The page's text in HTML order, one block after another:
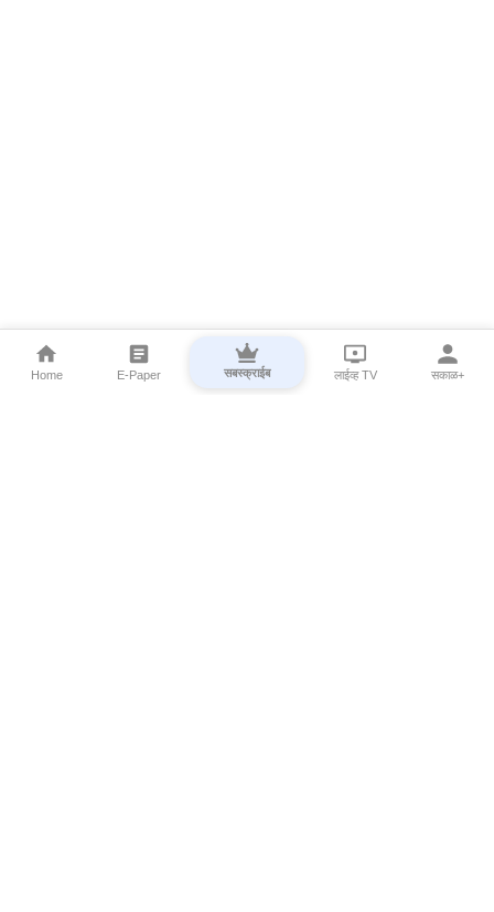
Home E-Paper सबस्क्राईब लाईव्ह TV सकाळ+